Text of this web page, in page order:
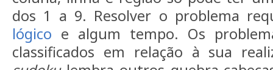
dos 1 a 9. Resolver o problema
lógico e algum tempo. Os
classificados em relação à sua